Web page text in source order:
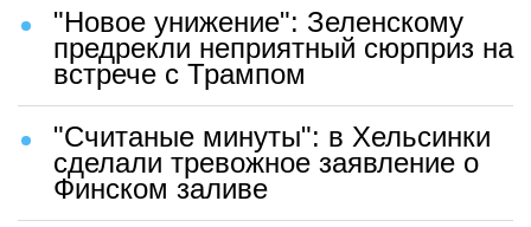
"Новое унижение": Зеленскому
предрекли неприятный сюрприз на
встрече с Трампом
"Считаные минуты": в Хельсинки
сделали тревожное заявление о
Финском заливе